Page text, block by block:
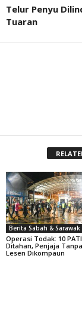
Telur Penyu
Tuaran
Berita Sabah & Sarawak
Operasi Todak: 10 PATI
Ditahan, Penjaja Tanpa
Lesen Dikompaun